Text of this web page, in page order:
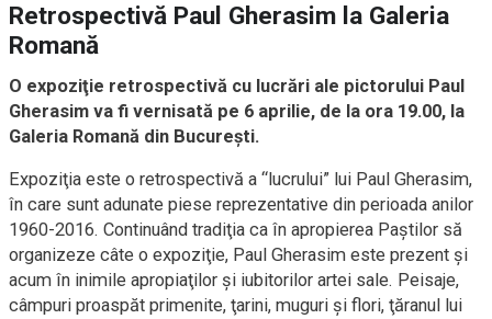
Retrospectivă Paul Gherasim la Galeria
Romană
O expoziţie retrospectivă cu lucrări ale pictorului Paul
Gherasim va fi vernisată pe 6 aprilie, de la ora 19.00, la
Galeria Romană din Bucureşti.
Expoziţia este o retrospectivă a “lucrului” lui Paul Gherasim,
în care sunt adunate piese reprezentative din perioada anilor
1960-2016. Continuând tradiţia ca în apropierea Paştilor să
organizeze câte o expoziţie, Paul Gherasim este prezent şi
acum în inimile apropiaţilor şi iubitorilor artei sale. Peisaje,
câmpuri proaspăt primenite, ţarini, muguri şi flori, ţăranul lui